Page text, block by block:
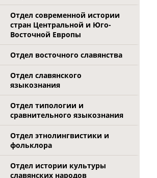
Отдел современной истории
стран Центральной и Юго-
Восточной Европы
Отдел восточного славянства
Отдел славянского
языкознания
Отдел типологии и
сравнительного языкознания
Отдел этнолингвистики и
фольклора
Отдел истории культуры
славянских народов